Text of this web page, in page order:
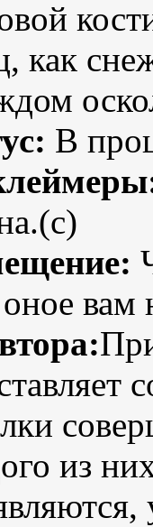
как
В
вам
из